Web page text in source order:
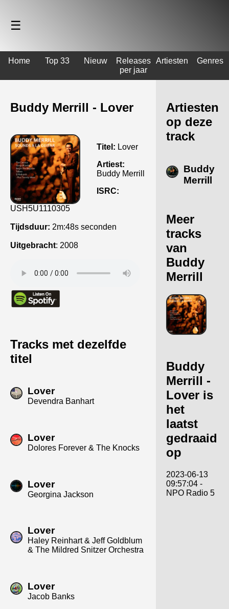
☰
Home Top 33 Nieuw
Releases
per jaar
Artiesten Genres
Buddy Merrill - Lover
Titel: Lover
Artiest:
Buddy Merrill
ISRC:
USH5U1110305
Tijdsduur: 2m:48s seconden
Uitgebracht: 2008
Tracks met dezelfde
titel
Lover
Devendra Banhart
Lover
Dolores Forever & The Knocks
Lover
Georgina Jackson
Lover
Haley Reinhart & Jeff Goldblum
& The Mildred Snitzer Orchestra
Lover
Jacob Banks
Artiesten
op deze
track
Buddy
Merrill
Meer
tracks
van
Buddy
Merrill
Buddy
Merrill -
Lover is
het
laatst
gedraaid
op
2023-06-13
09:57:04 -
NPO Radio 5